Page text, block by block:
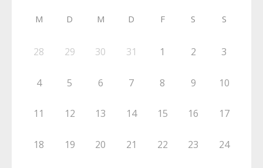
M D M D F S S
28 29 30 31 1 2 3
4 5 6 7 8 9 10
11 12 13 14 15 16 17
18 19 20 21 22 23 24